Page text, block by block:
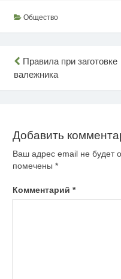
Общество
Навигация
по
Правила при заготовке
валежника
Добавить
Ваш адрес email не будет
помечены *
Комментарий *